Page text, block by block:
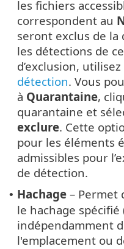
les fichiers
correspondent au
seront exclus de
les détections de
d’exclusion, utilisez
détection. Vous
à Quarantaine,
quarantaine et
exclure. Cette
pour les éléments
admissibles pour
de détection.
• Hachage – Permet
le hachage spécifié
indépendamment
l'emplacement ou